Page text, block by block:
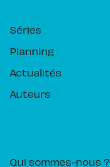
Séries
Planning
Actualités
Auteurs
Qui sommes-nous ?